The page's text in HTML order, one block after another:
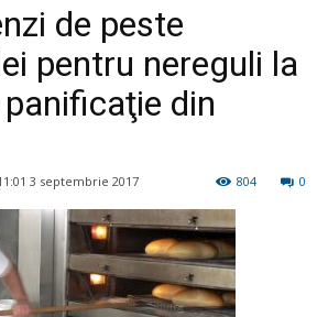
de peste
pentru nereguli la
din
3 septembrie 2017 0
804